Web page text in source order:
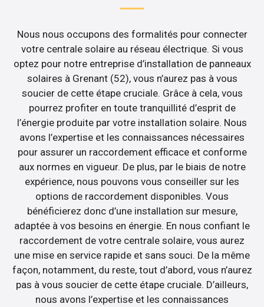
Nous nous occupons des formalités pour connecter
votre centrale solaire au réseau électrique. Si vous
optez pour notre entreprise d’installation de panneaux
solaires à Grenant (52), vous n’aurez pas à vous
soucier de cette étape cruciale. Grâce à cela, vous
pourrez profiter en toute tranquillité d’esprit de
l’énergie produite par votre installation solaire. Nous
avons l’expertise et les connaissances nécessaires
pour assurer un raccordement efficace et conforme
aux normes en vigueur. De plus, par le biais de notre
expérience, nous pouvons vous conseiller sur les
options de raccordement disponibles. Vous
bénéficierez donc d’une installation sur mesure,
adaptée à vos besoins en énergie. En nous confiant le
raccordement de votre centrale solaire, vous aurez
une mise en service rapide et sans souci. De la même
façon, notamment, du reste, tout d’abord, vous n’aurez
pas à vous soucier de cette étape cruciale. D’ailleurs,
nous avons l’expertise et les connaissances